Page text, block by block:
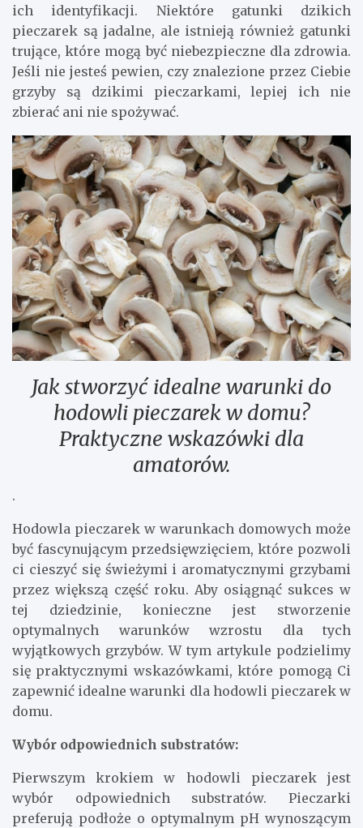
ich identyfikacji. Niektóre gatunki dzikich
pieczarek są jadalne, ale istnieją również gatunki
trujące, które mogą być niebezpieczne dla zdrowia.
Jeśli nie jesteś pewien, czy znalezione przez Ciebie
grzyby są dzikimi pieczarkami, lepiej ich nie
zbierać ani nie spożywać.
Jak stworzyć idealne warunki do
hodowli pieczarek w domu?
Praktyczne wskazówki dla
amatorów.
.
Hodowla pieczarek w warunkach domowych może
być fascynującym przedsięwzięciem, które pozwoli
ci cieszyć się świeżymi i aromatycznymi grzybami
przez większą część roku. Aby osiągnąć sukces w
tej dziedzinie, konieczne jest stworzenie
optymalnych warunków wzrostu dla tych
wyjątkowych grzybów. W tym artykule podzielimy
się praktycznymi wskazówkami, które pomogą Ci
zapewnić idealne warunki dla hodowli pieczarek w
domu.
Wybór odpowiednich substratów:
Pierwszym krokiem w hodowli pieczarek jest
wybór odpowiednich substratów. Pieczarki
preferują podłoże o optymalnym pH wynoszącym